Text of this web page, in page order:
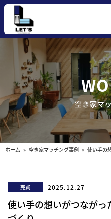
空き家マ
ホーム » 空き家マッチング事例 » 使い手の
売買 2025.12.27
使い手の想いがつなが